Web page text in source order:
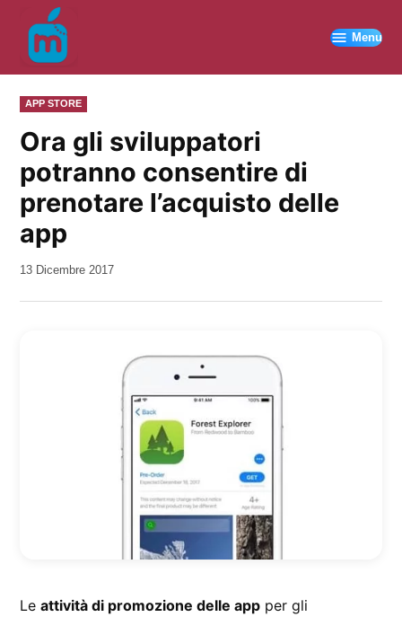
contenuto
Menu
PUBBLICATO
IN
APP STORE
Ora gli sviluppatori
potranno consentire di
prenotare l’acquisto delle
app
da
13 Dicembre 2017
Leattività di promozione delle app per gli